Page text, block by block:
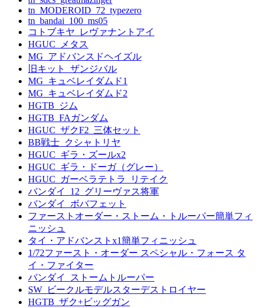
tn_MODEROID_72_typezero
tn_bandai_100_ms05
コトブキヤ_レヴァナントアイ
HGUC_メタス
MG_アドバンスドヘイズル
旧キット_ザンジバル
MG_キュベレイダムド1
MG_キュベレイダムド2
HGTB_ジム
HGTB_FAガンダム
HGUC_ザクF2_三体セット
BB戦士_クシャトリヤ
HGUC_ギラ・ズールx2
HGUC_ギラ・ドーガ（グレー）
HGUC_ガーベラテトラ_リテイク
バンダイ_12_グリーヴァス将軍
バンダイ_ボバフェット
ファーストオーダー・ストーム・トルーパー簡単フィ
ニッシュ
タイ・アドバンストx1簡単フィニッシュ
1/72ファースト・オーダー スペシャル・フォース タ
イ・ファイター
バンダイ_ストームトルーパー
SW_ビークルモデルスターデストロイヤー
HGTB_ザク+ビッグガン